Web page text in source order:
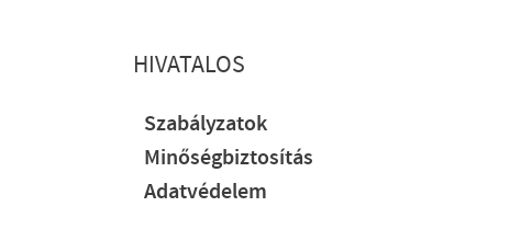
HIVATALOS
Szabályzatok
Minőségbiztosítás
Adatvédelem